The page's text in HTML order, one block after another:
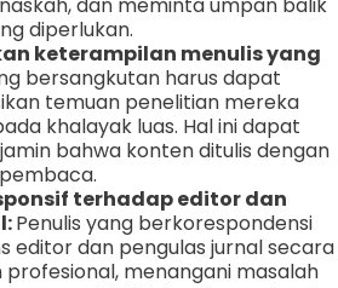
diperlukan.
keterampilan menulis yang
bersangkutan harus dapat
temuan penelitian mereka
khalayak luas. Hal ini dapat
bahwa konten ditulis dengan
terhadap editor dan
Penulis yang berkorespondensi
editor dan pengulas jurnal secara
menangani masalah